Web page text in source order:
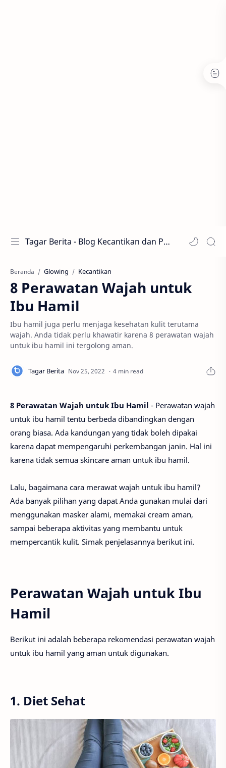
Tagar Berita - Blog Kecantikan dan Perawatan
Beranda Glowing Kecantikan
8 Perawatan Wajah untuk
Ibu Hamil
Ibu hamil juga perlu menjaga kesehatan kulit terutama
wajah. Anda tidak perlu khawatir karena 8 perawatan wajah
untuk ibu hamil ini tergolong aman.
4 min read
8 Perawatan Wajah untuk Ibu Hamil - Perawatan wajah
untuk ibu hamil tentu berbeda dibandingkan dengan
orang biasa. Ada kandungan yang tidak boleh dipakai
karena dapat mempengaruhi perkembangan janin. Hal ini
karena tidak semua skincare aman untuk ibu hamil.
Lalu, bagaimana cara merawat wajah untuk ibu hamil?
Ada banyak pilihan yang dapat Anda gunakan mulai dari
menggunakan masker alami, memakai cream aman,
sampai beberapa aktivitas yang membantu untuk
mempercantik kulit. Simak penjelasannya berikut ini.
Perawatan Wajah untuk Ibu
Hamil
Berikut ini adalah beberapa rekomendasi perawatan wajah
untuk ibu hamil yang aman untuk digunakan.
1. Diet Sehat